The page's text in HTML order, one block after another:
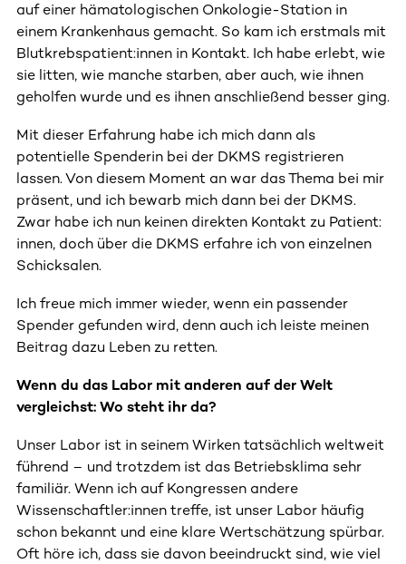
auf einer hämatologischen Onkologie-Station in
einem Krankenhaus gemacht. So kam ich erstmals mit
Blutkrebspatient:innen in Kontakt. Ich habe erlebt, wie
sie litten, wie manche starben, aber auch, wie ihnen
geholfen wurde und es ihnen anschließend besser ging.
Mit dieser Erfahrung habe ich mich dann als
potentielle Spenderin bei der DKMS registrieren
lassen. Von diesem Moment an war das Thema bei mir
präsent, und ich bewarb mich dann bei der DKMS.
Zwar habe ich nun keinen direkten Kontakt zu Patient:
innen, doch über die DKMS erfahre ich von einzelnen
Schicksalen.
Ich freue mich immer wieder, wenn ein passender
Spender gefunden wird, denn auch ich leiste meinen
Beitrag dazu Leben zu retten.
Wenn du das Labor mit anderen auf der Welt
vergleichst: Wo steht ihr da?
Unser Labor ist in seinem Wirken tatsächlich weltweit
führend – und trotzdem ist das Betriebsklima sehr
familiär. Wenn ich auf Kongressen andere
Wissenschaftler:innen treffe, ist unser Labor häufig
schon bekannt und eine klare Wertschätzung spürbar.
Oft höre ich, dass sie davon beeindruckt sind, wie viel